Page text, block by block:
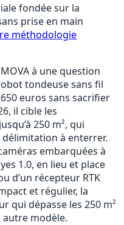
fondée sur la
prise en main
méthodologie
à une question
tondeuse sans fil
euros sans sacrifier
il cible les
250 m², qui
délimitation à enterrer.
embarquées à
1.0, en lieu et place
d’un récepteur RTK
et régulier, la
qui dépasse les 250 m²
autre modèle.